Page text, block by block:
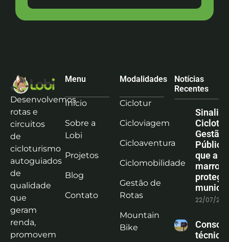
Desenvolvemos
rotas e
circuitos
de
cicloturismo
autoguiados
de
qualidade
que
geram
renda,
promovem
Menu
Início
Sobre a
Lobi
Projetos
Blog
Contato
Modalidades
Ciclotur
Cicloviagem
Cicloaventura
Ciclomobilidade
Gestão de
Rotas
Mountain
Bike
Notícias
Recentes
Gestão
que a
marrom
protege
22/07/
técnica